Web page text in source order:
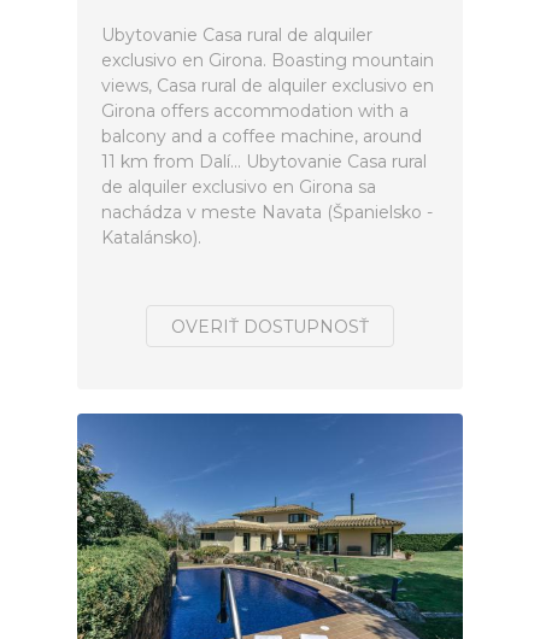
Ubytovanie Casa rural de alquiler
exclusivo en Girona. Boasting mountain
views, Casa rural de alquiler exclusivo en
Girona offers accommodation with a
balcony and a coffee machine, around
11 km from Dalí... Ubytovanie Casa rural
de alquiler exclusivo en Girona sa
nachádza v meste Navata (Španielsko -
Katalánsko).
OVERIŤ DOSTUPNOSŤ